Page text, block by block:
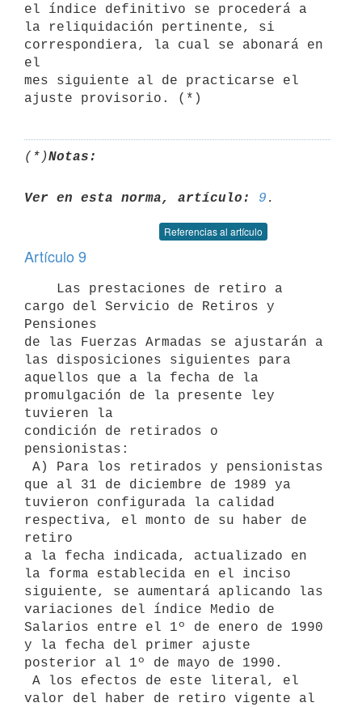
el índice definitivo se procederá a
la reliquidación pertinente, si
correspondiera, la cual se abonará en
el
mes siguiente al de practicarse el
(*)Notas:
Ver en esta norma, artículo: 9
Referencias al artículo
Artículo 9
cargo del Servicio de Retiros y
Pensiones
de las Fuerzas Armadas se ajustarán a
las disposiciones siguientes para
aquellos que a la fecha de la
promulgación de la presente ley
tuvieren la
condición de retirados o
pensionistas:
que al 31 de diciembre de 1989 ya
tuvieron configurada la calidad
respectiva, el monto de su haber de
retiro
a la fecha indicada, actualizado en
la forma establecida en el inciso
siguiente, se aumentará aplicando las
variaciones del índice Medio de
Salarios entre el 1º de enero de 1990
y la fecha del primer ajuste
posterior al 1º de mayo de 1990.
valor del haber de retiro vigente al